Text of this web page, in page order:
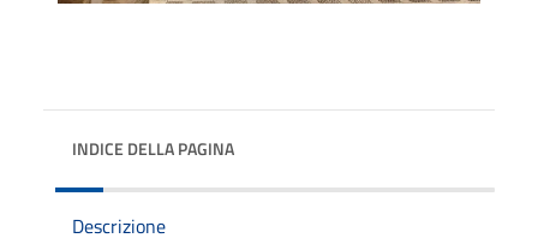
INDICE DELLA PAGINA
Descrizione